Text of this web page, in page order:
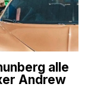
alle
Andrew